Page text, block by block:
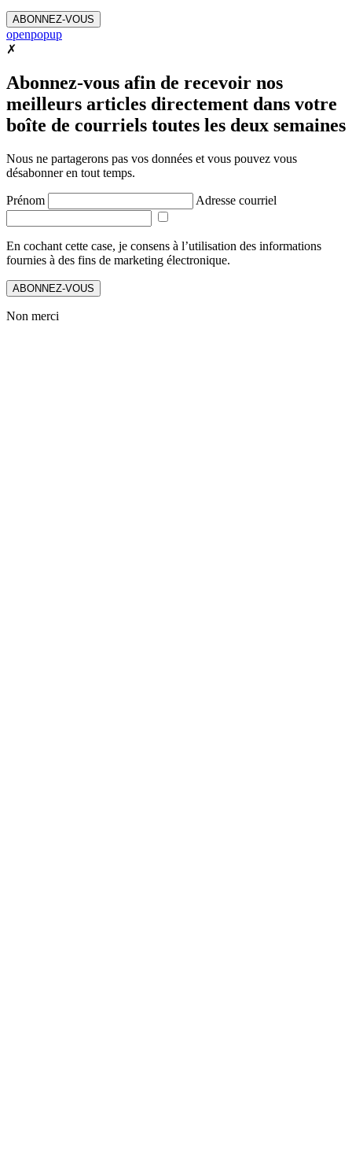
ABONNEZ-VOUS
openpopup
✗
Abonnez-vous afin de recevoir nos
meilleurs articles directement dans votre
boîte de courriels toutes les deux semaines
Nous ne partagerons pas vos données et vous pouvez vous
désabonner en tout temps.
Prénom Adresse courriel
En cochant cette case, je consens à l’utilisation des informations
fournies à des fins de marketing électronique.
ABONNEZ-VOUS
Non merci